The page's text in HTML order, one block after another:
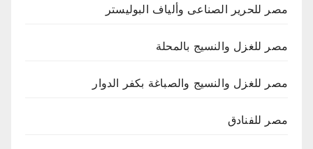
مصر للحرير الصناعى وألياف البوليستر
مصر للغزل والنسيج بالمحلة
مصر للغزل والنسيج والصباغة بكفر الدوار
مصر للفنادق